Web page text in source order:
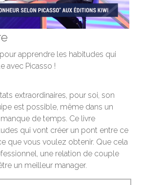
apprendre les habitudes qui
avec Picasso !
extraordinaires, pour soi, son
est possible, même dans un
de temps. Ce livre
qui vont créer un pont entre ce
que vous voulez obtenir. Que cela
une relation de couple
un meilleur manager.